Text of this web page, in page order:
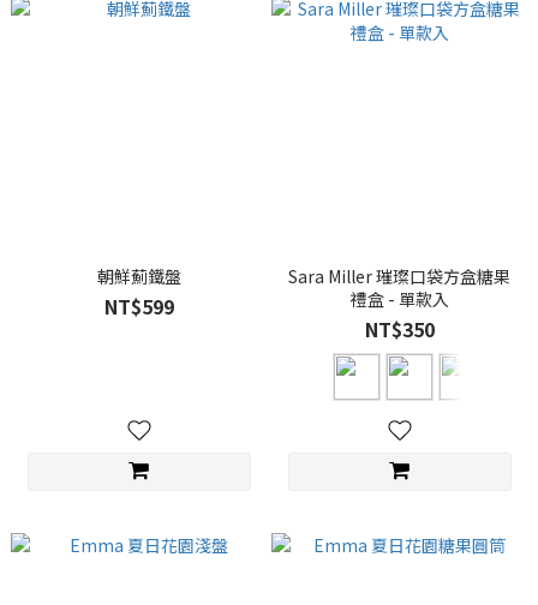
朝鮮薊鐵盤
NT$599
Sara Miller 璀璨口袋方盒糖果
禮盒 - 單款入
NT$350